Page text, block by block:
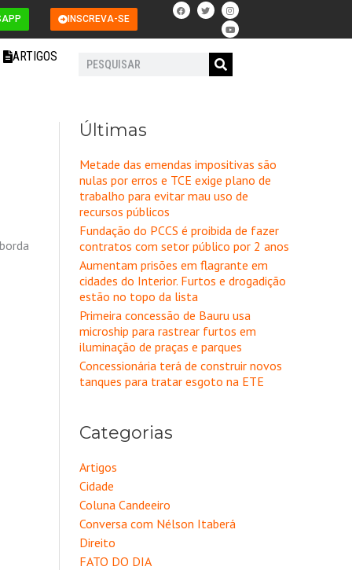
INSCREVA-SE
F
a
c
b
T
w
i
t
I
n
s
t
a
r
Y
o
u
t
u
e
ARTIGOS Pesquisar
Últimas
Metade das emendas impositivas são
nulas por erros e TCE exige plano de
trabalho para evitar mau uso de
recursos públicos
Fundação do PCCS é proibida de fazer
contratos com setor público por 2 anos
Aumentam prisões em flagrante em
cidades do Interior. Furtos e drogadição
estão no topo da lista
Primeira concessão de Bauru usa
microship para rastrear furtos em
iluminação de praças e parques
Concessionária terá de construir novos
tanques para tratar esgoto na ETE
Categorias
Artigos
Cidade
Coluna Candeeiro
Conversa com Nélson Itaberá
Direito
FATO DO DIA